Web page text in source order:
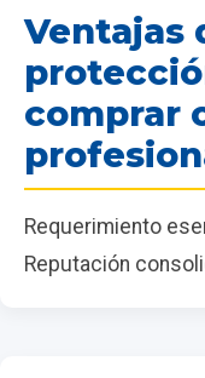
Ventajas
comprar
Requerimiento
Reputación